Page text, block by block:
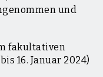
und
fakultativen
16. Januar 2024)